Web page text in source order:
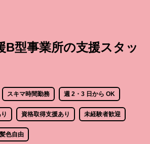
B型事業所の支援スタッ
スキマ時間勤務 週 2・3 日から OK
資格取得支援あり 未経験者歓迎
色自由